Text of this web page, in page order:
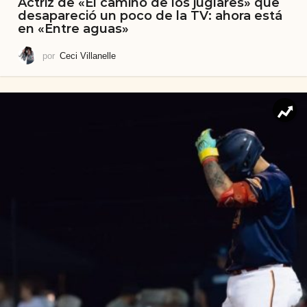
desapareció un poco de la TV: ahora está
en «Entre aguas»
por Ceci Villanelle